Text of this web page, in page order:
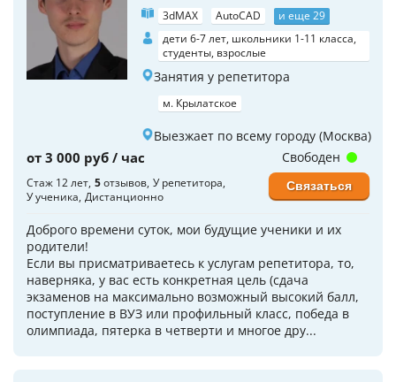
3dMAX AutoCAD
и еще 29
дети 6-7 лет, школьники 1-11 класса,
студенты, взрослые
Занятия у репетитора
м. Крылатское
Выезжает по всему городу (Москва)
от 3 000 руб / час
Стаж 12 лет 5отзывов У репетитора
У ученика Дистанционно
Доброго времени суток, мои будущие ученики и их
родители!
Если вы присматриваетесь к услугам репетитора, то,
наверняка, у вас есть конкретная цель (сдача
экзаменов на максимально возможный высокий балл,
поступление в ВУЗ или профильный класс, победа в
олимпиада, пятерка в четверти и многое дру...
Свободен
Связаться